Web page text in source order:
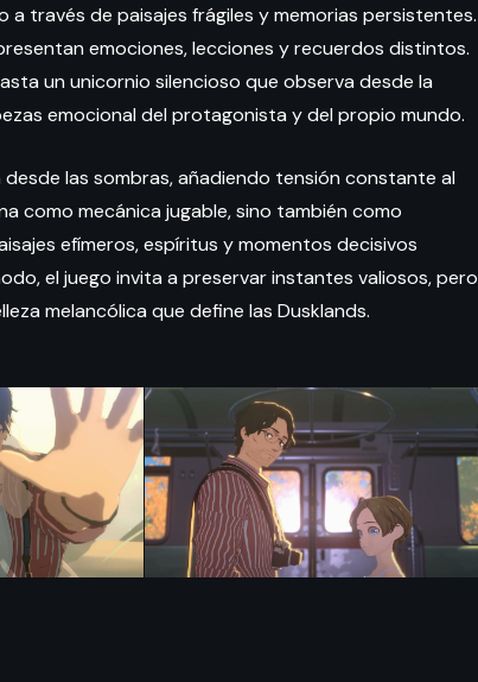
través de paisajes frágiles y memorias persistentes.
emociones, lecciones y recuerdos distintos.
un unicornio silencioso que observa desde la
emocional del protagonista y del propio mundo.
las sombras, añadiendo tensión constante al
como mecánica jugable, sino también como
efímeros, espíritus y momentos decisivos
el juego invita a preservar instantes valiosos, pero
melancólica que define las Dusklands.